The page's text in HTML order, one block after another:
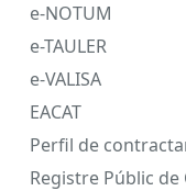
e-NOTUM
e-TAULER
e-VALISA
EACAT
Perfil de
Registre Públic de